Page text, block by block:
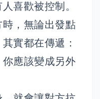
喜歡被控制。
，無論出發點
實都在傳遞：
應該變成另外